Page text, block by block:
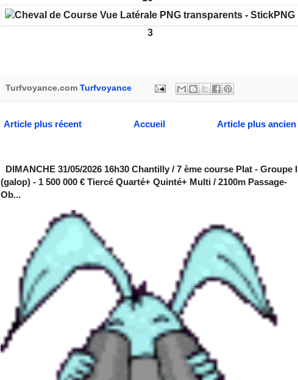
3
Turfvoyance.com Turfvoyance
Article plus récent Article plus ancien
Accueil
DIMANCHE 31/05/2026 16h30 Chantilly / 7 ème course Plat - Groupe I
(galop) - 1 500 000 € Tiercé Quarté+ Quinté+ Multi / 2100m Passage-
Ob...